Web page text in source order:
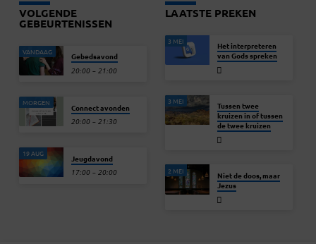
VOLGENDE
GEBEURTENISSEN
VANDAAG Gebedsavond
20:00 – 21:00
MORGEN Connect avonden
20:00 – 21:30
19 AUG Jeugdavond
17:00 – 20:00
LAATSTE PREKEN
3 MEI
Het interpreteren
van Gods spreken
3 MEI
Tussen twee
kruizen in of tussen
de twee kruizen
2 MEI
Niet de doos, maar
Jezus